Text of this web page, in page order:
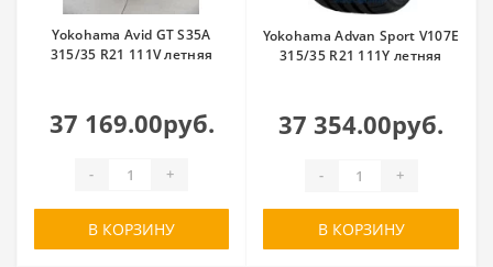
Yokohama Avid GT S35A
315/35 R21 111V летняя
37 169.00руб.
- +
В КОРЗИНУ
Yokohama Advan Sport V107E
315/35 R21 111Y летняя
37 354.00руб.
- +
В КОРЗИНУ